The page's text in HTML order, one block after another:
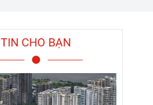
TIN CHO BẠN